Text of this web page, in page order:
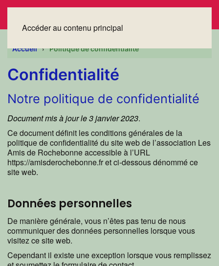
Accéder au contenu principal
Accueil Politique de confidentialité
Confidentialité
Notre politique de confidentialité
Document mis à jour le 3 janvier 2023.
Ce document définit les conditions générales de la
politique de confidentialité du site web de l’association Les
Amis de Rochebonne accessible à l’URL
https://amisderochebonne.fr et ci-dessous dénommé ce
site web.
Données personnelles
De manière générale, vous n’êtes pas tenu de nous
communiquer des données personnelles lorsque vous
visitez ce site web.
Cependant il existe une exception lorsque vous remplissez